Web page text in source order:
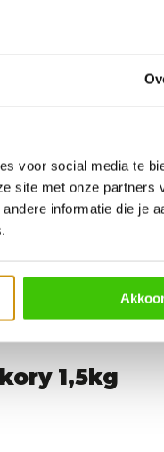
voor social media te
site met onze partners
informatie die je
1,5kg